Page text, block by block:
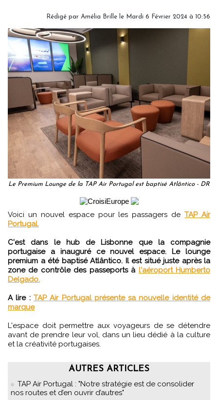
Rédigé par Amélia Brille le Mardi 6 Février 2024 à 10:56
Le Premium Lounge de la TAP Air Portugal est baptisé Atlântico - DR
Voici un nouvel espace pour les passagers deTAP Air
Portugal.
C'est dans le hub de Lisbonne que la compagnie
portugaise a inauguré ce nouvel espace. Le lounge
premium a été baptisé Atlântico. Il est situé juste après la
zone de contrôle des passeports à l'aéroport Humberto
Delgado.
A lire : TAP Air Portugal présente sa nouvelle identité de
marque
L'espace doit permettre aux voyageurs de se détendre
avant de prendre leur vol, dans un lieu dédié à la culture
et la créativité portugaises.
AUTRES ARTICLES
TAP Air Portugal : "Notre stratégie est de consolider
nos routes et d’en ouvrir d’autres"